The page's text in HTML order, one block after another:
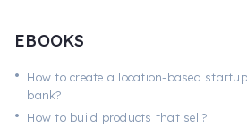
EBOOKS
•
How to create a location-based
bank?
• How to build products that sell?